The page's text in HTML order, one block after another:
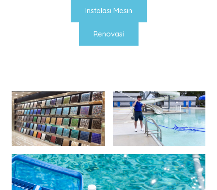
Instalasi Mesin
Renovasi